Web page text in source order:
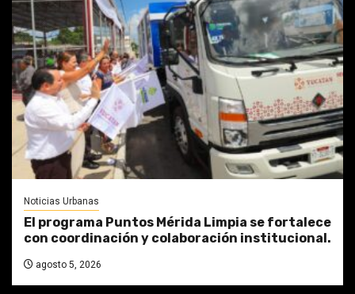
Noticias Urbanas
El programa Puntos Mérida Limpia se fortalece
con coordinación y colaboración institucional.
agosto 5, 2026